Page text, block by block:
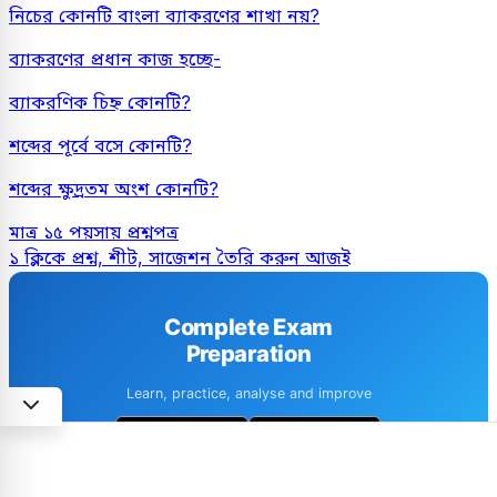
নিচের কোনটি বাংলা ব্যাকরণের শাখা নয়?
ব্যাকরণের প্রধান কাজ হচ্ছে-
ব্যাকরণিক চিহ্ন কোনটি?
শব্দের পূর্বে বসে কোনটি?
শব্দের ক্ষুদ্রতম অংশ কোনটি?
মাত্র ১৫ পয়সায় প্রশ্নপত্র
১ ক্লিকে প্রশ্ন, শীট, সাজেশন তৈরি করুন আজই
Complete Exam
Preparation
Learn, practice, analyse and improve